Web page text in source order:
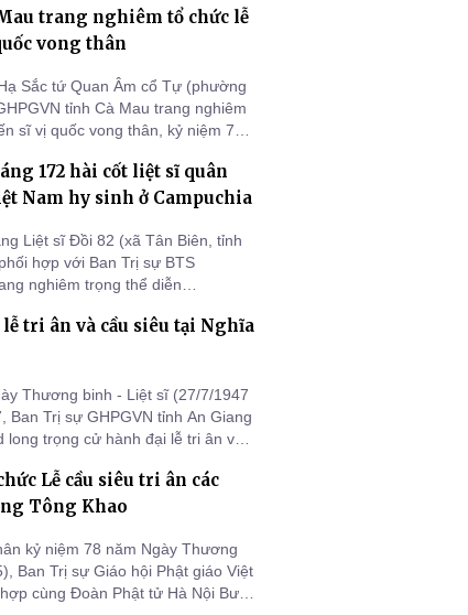
cầu siêu tri ân các anh hùng liệt
trang nghiêm tổ chức lễ
vong thân
Sắc tứ Quan Âm cổ Tự (phường
tỉnh Cà Mau trang nghiêm
sĩ vị quốc vong thân, kỷ niệm 78
172 hài cốt liệt sĩ quân
Nam hy sinh ở Campuchia
Liệt sĩ Đồi 82 (xã Tân Biên, tỉnh
hợp với Ban Trị sự BTS
nghiêm trọng thể diễn
quy tập và đưa về nước trong
tri ân và cầu siêu tại Nghĩa
Thương binh - Liệt sĩ (27/7/1947
Ban Trị sự GHPGVN tỉnh An Giang
trọng cử hành đại lễ tri ân và
Lễ cầu siêu tri ân các
Tông Khao
kỷ niệm 78 năm Ngày Thương
Ban Trị sự Giáo hội Phật giáo Việt
cùng Đoàn Phật tử Hà Nội Bước